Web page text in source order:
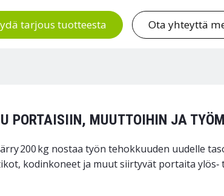
tarjous tuotteesta Ota yhteyttä
PORTAISIIN, MUUTTOIHIN JA
200 kg nostaa työn tehokkuuden uudelle
kodinkoneet ja muut siirtyvät portaita ylös‑